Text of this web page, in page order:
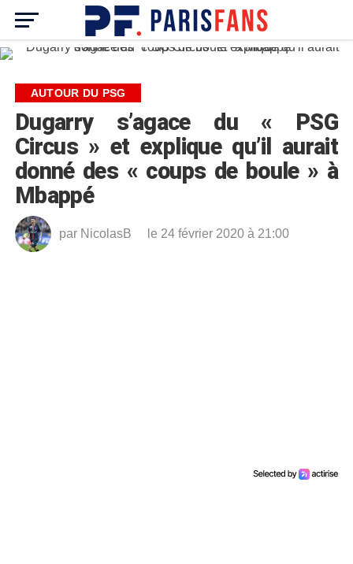
AUTOUR DU PSG
Dugarry s’agace du « PSG
Circus » et explique qu’il aurait
donné des « coups de boule » à
Mbappé
par NicolasB le 24 février 2020 à 21:00